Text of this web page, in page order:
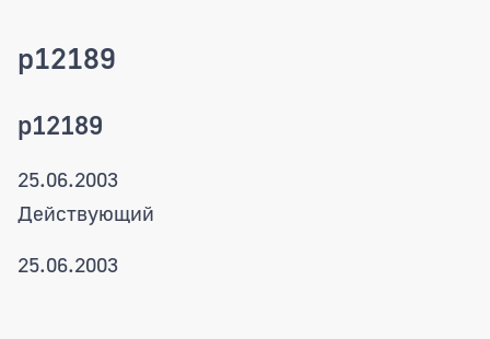
p12189
p12189
25.06.2003
Действующий
25.06.2003